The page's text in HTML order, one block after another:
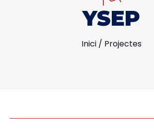
YSEP
Inici / Projectes